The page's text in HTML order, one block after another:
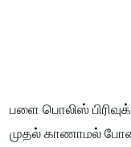
பளை பொலிஸ்
முதல் காணாமல்